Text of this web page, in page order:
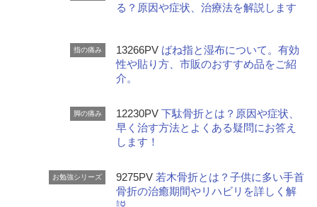
る？原因や症状、治療法を解説します
指の痛み 13266PV ばね指と湿布について。有効
性や貼り方、市販のおすすめ品をご紹
介。
脚の痛み 12230PV下駄骨折とは？原因や症状、
早く治す方法とよくある疑問にお答え
します！
お勉強シリーズ 9275PV 若木骨折とは？子供に多い手首
骨折の治癒期間やリハビリを詳しく解